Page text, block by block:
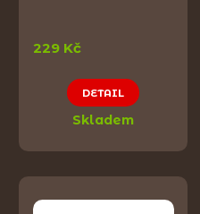
229 Kč
DETAIL
Skladem